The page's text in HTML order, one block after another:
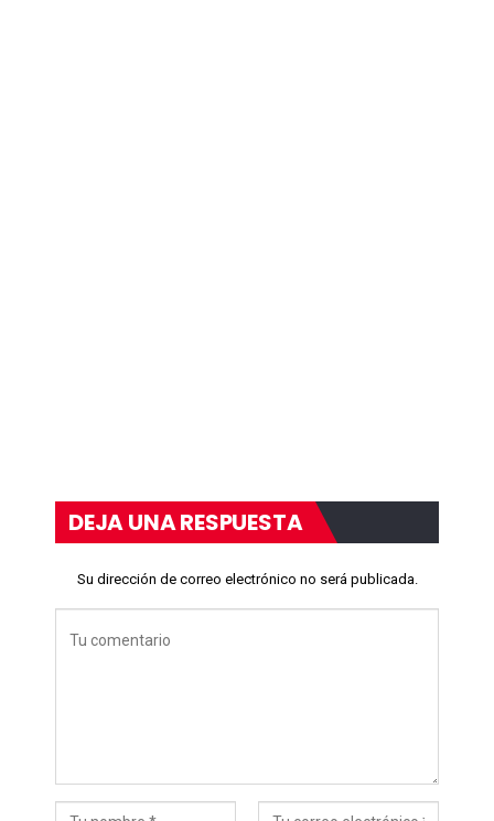
DEJA UNA RESPUESTA
Su dirección de correo electrónico no será publicada.